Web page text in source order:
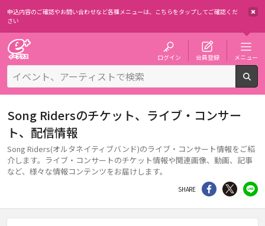
申込内容のご確認やお問い合わせなど各種メニューは、 こちらをタップしてご確認くだ
さい
ログイン 会員登録 メニュー
Song Ridersのチケット、ライブ・コンサー
ト、配信情報
Song Riders(オルタネイティブバンド)のライブ・コンサート情報をご紹
介します。ライブ・コンサートのチケット情報や関連画像、動画、記事
など、様々な情報コンテンツをお届けします。
SHARE シェア Twitter